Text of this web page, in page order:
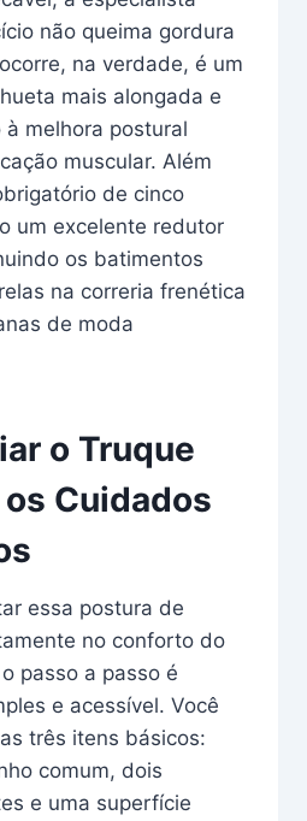
não queima gordura
na verdade, é um
mais alongada e
à melhora postural
muscular. Além
de cinco
um excelente redutor
os batimentos
na correria frenética
de moda
o Truque
Cuidados
essa postura de
no conforto do
passo a passo é
e acessível. Você
três itens básicos:
comum, dois
e uma superfície